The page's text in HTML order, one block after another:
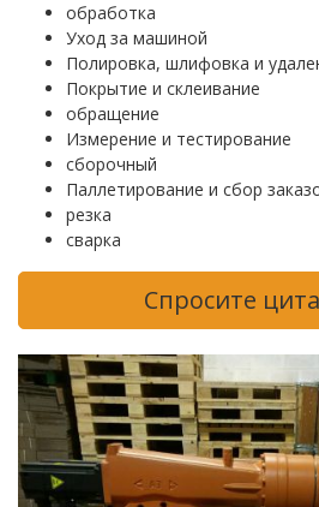
обработка
Уход за машиной
Полировка, шлифовка и
Покрытие и склеивание
обращение
Измерение и тестирование
сборочный
Паллетирование и сбор
резка
сварка
Спросите